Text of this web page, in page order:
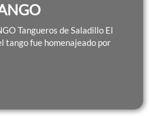
Tangueros de Saladillo El
tango fue homenajeado por